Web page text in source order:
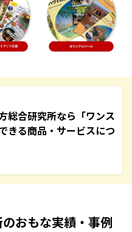
総合研究所なら「ワンス
きる商品・サービスにつ
おもな実績・事例